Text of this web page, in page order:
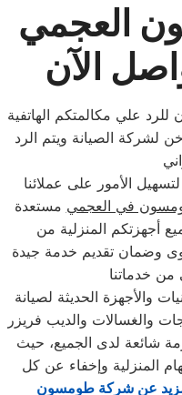
العجمي
الآن
علي مكالمتكم الهاتفية
لشركة الصيانة ويتم الرد
الأمور على عملائنا
في العجمي مستعدة
أجهزتكم المنزلية من
وضمان تقديم خدمة جيدة
والأجهزة الحديثة لصيانة
والغسالات والديب فریزر
شائعة لدى الجميع، حيث
المنزلية وإخفاء عن كل
عن شركة طومسون